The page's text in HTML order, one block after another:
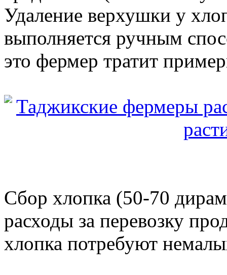
Удаление верхушки у
выполняется ручным
это фермер тратит
Сбор хлопка (50-70
расходы за перевозку
хлопка потребуют